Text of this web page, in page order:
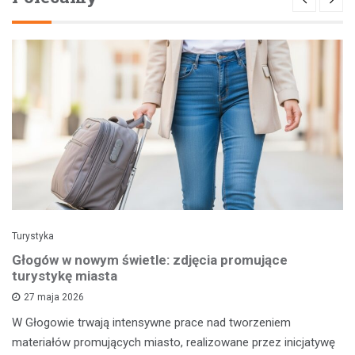
Turystyka
Głogów w nowym świetle: zdjęcia promujące
turystykę miasta
27 maja 2026
W Głogowie trwają intensywne prace nad tworzeniem
materiałów promujących miasto, realizowane przez inicjatywę